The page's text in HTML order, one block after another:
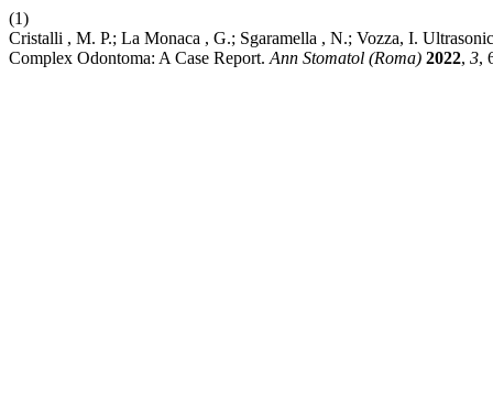
(1)
Cristalli , M. P.; La Monaca , G.; Sgaramella , N.; Vozza, I.
Complex Odontoma: A Case Report. Ann Stomatol (Roma) 2022, 3,